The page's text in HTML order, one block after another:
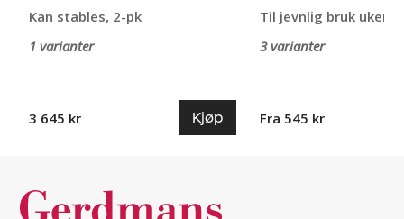
Kan stables, 2-pk
1 varianter
3 645 kr Kjøp
Til jevnlig bruk
3 varianter
Fra 545 kr